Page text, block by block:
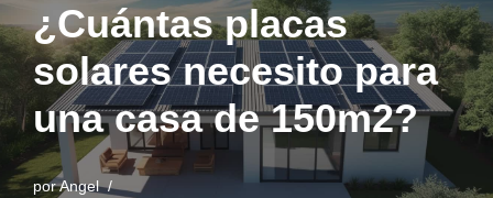
¿Cuántas placas
solares necesito para
una casa de 150m2?
porAngel